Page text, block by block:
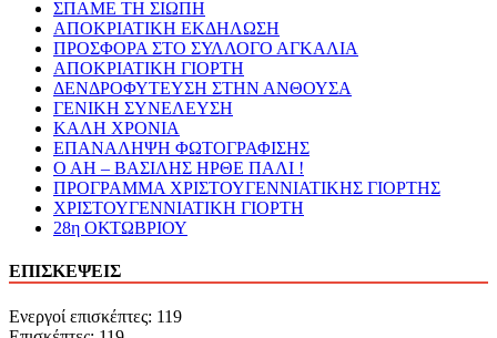
ΣΠΑΜΕ ΤΗ ΣΙΩΠΗ
ΑΠΟΚΡΙΑΤΙΚΗ ΕΚΔΗΛΩΣΗ
ΠΡΟΣΦΟΡΑ ΣΤΟ ΣΥΛΛΟΓΟ ΑΓΚΑΛΙΑ
ΑΠΟΚΡΙΑΤΙΚΗ ΓΙΟΡΤΗ
ΔΕΝΔΡΟΦΥΤΕΥΣΗ ΣΤΗΝ ΑΝΘΟΥΣΑ
ΓΕΝΙΚΗ ΣΥΝΕΛΕΥΣΗ
ΚΑΛΗ ΧΡΟΝΙΑ
ΕΠΑΝΑΛΗΨΗ ΦΩΤΟΓΡΑΦΙΣΗΣ
Ο ΑΗ – ΒΑΣΙΛΗΣ ΗΡΘΕ ΠΑΛΙ !
ΠΡΟΓΡΑΜΜΑ ΧΡΙΣΤΟΥΓΕΝΝΙΑΤΙΚΗΣ ΓΙΟΡΤΗΣ
ΧΡΙΣΤΟΥΓΕΝΝΙΑΤΙΚΗ ΓΙΟΡΤΗ
28η ΟΚΤΩΒΡΙΟΥ
ΕΠΙΣΚΕΨΕΙΣ
Ενεργοί επισκέπτες: 119